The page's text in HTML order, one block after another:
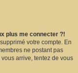
plus me connecter ?!
votre compte. En
ne postant pas
arrive, tentez de vous